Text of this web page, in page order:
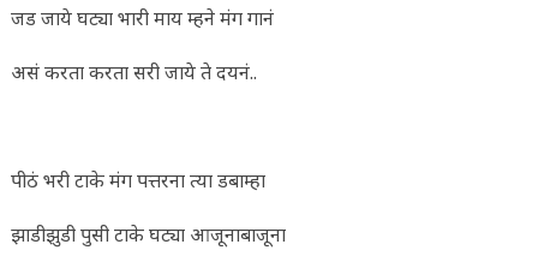
जड जाये घट्या भारी माय म्हने मंग गानं
असं करता करता सरी जाये ते दयनं..
पीठं भरी टाके मंग पत्तरना त्या डबाम्हा
झाडीझुडी पुसी टाके घट्या आजूनाबाजूना